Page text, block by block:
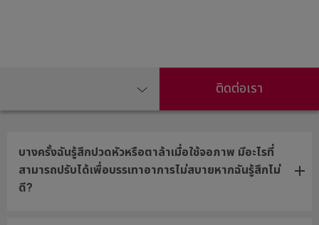
ติดต่อเรา
บางครั้งฉันรู้สึกปวดหัวหรือตาล้าเมื่อใช้จอภาพ มีอะไรที่
สามารถปรับได้เพื่อบรรเทาอาการไม่สบายหากฉันรู้สึกไม่
ดี?